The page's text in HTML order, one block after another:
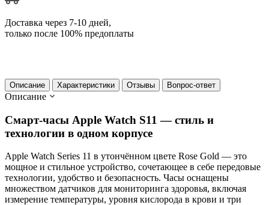
Доставка через 7-10 дней,
только после 100% предоплаты
Описание Характеристики Отзывы Вопрос-ответ
Описание
Смарт-часы Apple Watch S11 — стиль и
технологии в одном корпусе
Apple Watch Series 11 в утончённом цвете Rose Gold — это
мощное и стильное устройство, сочетающее в себе передовые
технологии, удобство и безопасность. Часы оснащены
множеством датчиков для мониторинга здоровья, включая
измерение температуры, уровня кислорода в крови и три